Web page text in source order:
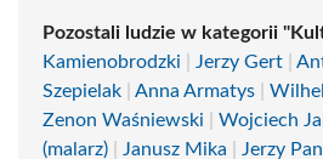
Pozostali ludzie w kategorii
Kamienobrodzki
Jerzy Gert
Szepielak
Anna Armatys
Zenon Waśniewski
Wojciech
(malarz)
Janusz Mika Jerzy